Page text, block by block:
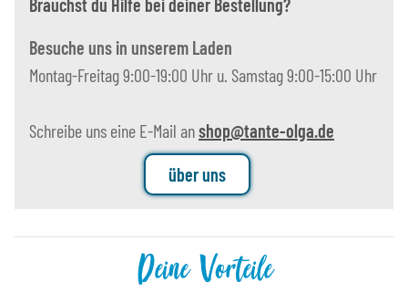
Brauchst du Hilfe bei deiner Bestellung?
Besuche uns in unserem Laden
Montag-Freitag 9:00-19:00 Uhr u. Samstag 9:00-15:00 Uhr
Schreibe uns eine E-Mail anshop@tante-olga.de
über uns
Deine Vorteile